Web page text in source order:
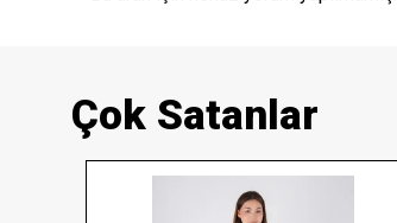
Çok Satanlar